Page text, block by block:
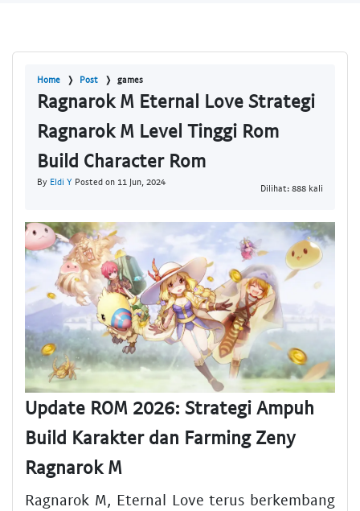
Home Post games
Ragnarok M Eternal Love Strategi
Ragnarok M Level Tinggi Rom
Build Character Rom
By Eldi Y Posted on 11 Jun, 2024
Dilihat: 888 kali
Update ROM 2026: Strategi Ampuh
Build Karakter dan Farming Zeny
Ragnarok M
Ragnarok M, Eternal Love terus berkembang